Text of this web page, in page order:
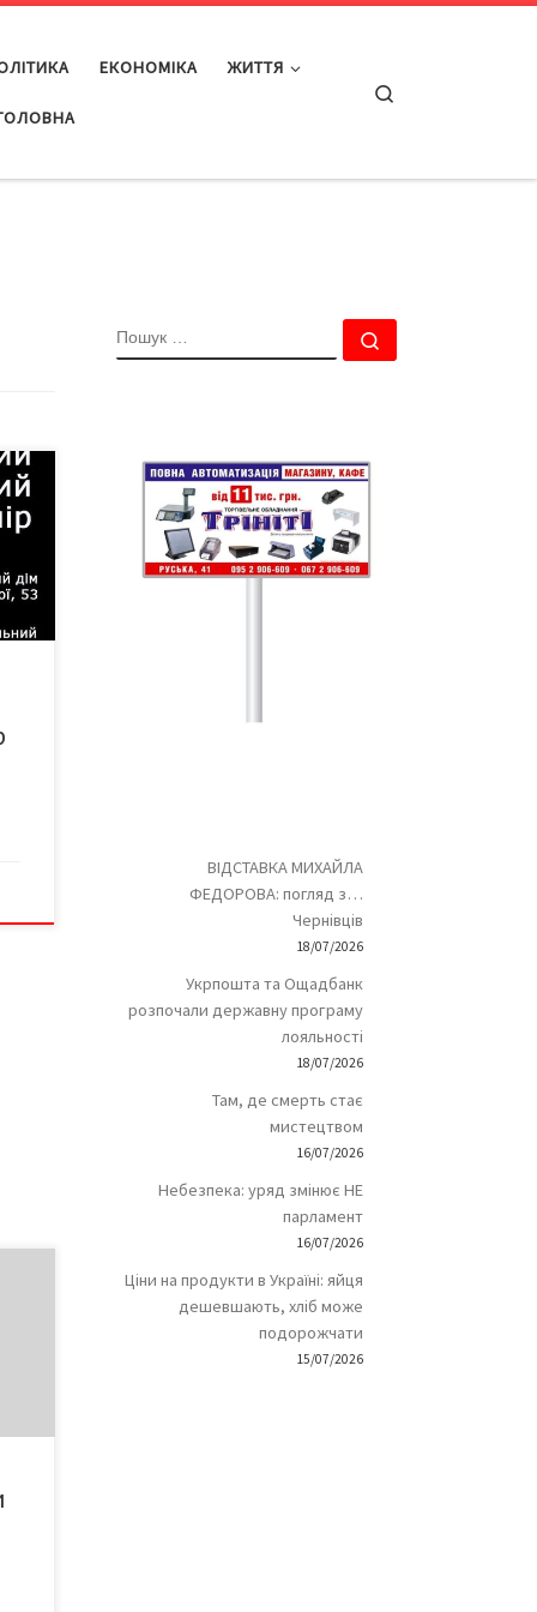
ЕКОНОМІКА ЖИТТЯ
в
ПОШУК
ВІДСТАВКА МИХАЙЛА
ФЕДОРОВА: погляд з…
Чернівців
18/07/2026
Укрпошта та Ощадбанк
розпочали державну програму
лояльності
18/07/2026
Там, де смерть стає
мистецтвом
16/07/2026
Небезпека: уряд змінює НЕ
парламент
16/07/2026
Ціни на продукти в Україні: яйця
дешевшають, хліб може
подорожчати
15/07/2026